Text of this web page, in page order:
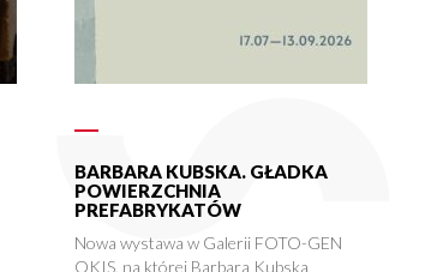
BARBARA KUBSKA. GŁADKA
POWIERZCHNIA
PREFABRYKATÓW
Nowa wystawa w Galerii FOTO-GEN
OKIS, na której Barbara Kubska